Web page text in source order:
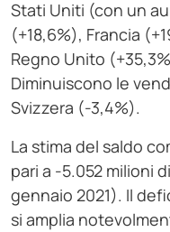
Stati Uniti (con un
(+18,6%), Francia
Regno Unito
Diminuiscono le
Svizzera (-3,4%).
La stima del saldo
pari a -5.052 milioni
gennaio 2021). Il
si amplia